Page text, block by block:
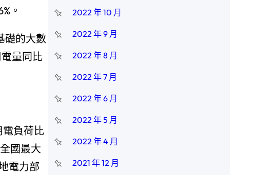
。
礎的大數
量同比
電負荷比
國最大
電力部
2022 年 10 月
2022 年 9 月
2022 年 8 月
2022 年 7 月
2022 年 6 月
2022 年 5 月
2022 年 4 月
2021 年 12 月